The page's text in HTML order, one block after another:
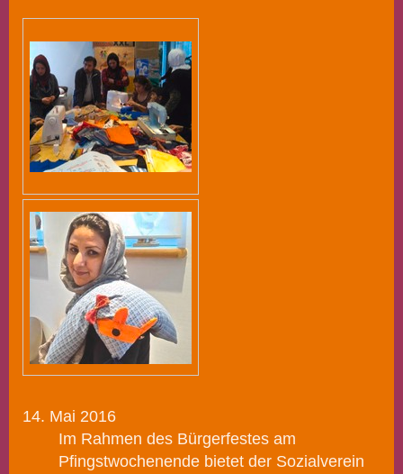
14. Mai 2016
Im Rahmen des Bürgerfestes am
Pfingstwochenende bietet der Sozialverein